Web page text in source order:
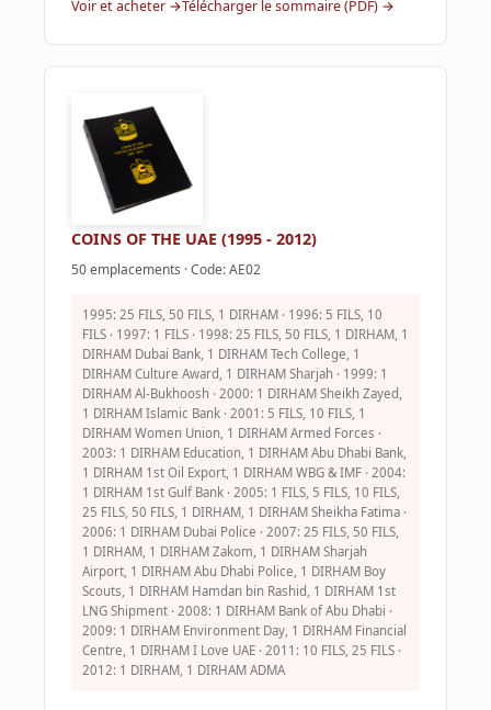
Voir et acheter →Télécharger le sommaire (PDF) →
COINS OF THE UAE (1995 - 2012)
50 emplacements · Code: AE02
1995: 25 FILS, 50 FILS, 1 DIRHAM · 1996: 5 FILS, 10
FILS · 1997: 1 FILS · 1998: 25 FILS, 50 FILS, 1 DIRHAM, 1
DIRHAM Dubai Bank, 1 DIRHAM Tech College, 1
DIRHAM Culture Award, 1 DIRHAM Sharjah · 1999: 1
DIRHAM Al-Bukhoosh · 2000: 1 DIRHAM Sheikh Zayed,
1 DIRHAM Islamic Bank · 2001: 5 FILS, 10 FILS, 1
DIRHAM Women Union, 1 DIRHAM Armed Forces ·
2003: 1 DIRHAM Education, 1 DIRHAM Abu Dhabi Bank,
1 DIRHAM 1st Oil Export, 1 DIRHAM WBG & IMF · 2004:
1 DIRHAM 1st Gulf Bank · 2005: 1 FILS, 5 FILS, 10 FILS,
25 FILS, 50 FILS, 1 DIRHAM, 1 DIRHAM Sheikha Fatima ·
2006: 1 DIRHAM Dubai Police · 2007: 25 FILS, 50 FILS,
1 DIRHAM, 1 DIRHAM Zakom, 1 DIRHAM Sharjah
Airport, 1 DIRHAM Abu Dhabi Police, 1 DIRHAM Boy
Scouts, 1 DIRHAM Hamdan bin Rashid, 1 DIRHAM 1st
LNG Shipment · 2008: 1 DIRHAM Bank of Abu Dhabi ·
2009: 1 DIRHAM Environment Day, 1 DIRHAM Financial
Centre, 1 DIRHAM I Love UAE · 2011: 10 FILS, 25 FILS ·
2012: 1 DIRHAM, 1 DIRHAM ADMA